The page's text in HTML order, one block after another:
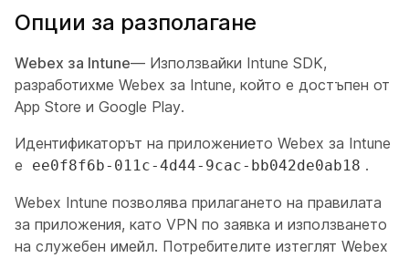
Опции за разполагане
Webex за Intune— Използвайки Intune SDK,
разработихме Webex за Intune, който е достъпен от
App Store и Google Play.
Идентификаторът на приложението Webex за Intune
е
ee0f8f6b-011c-4d44-9cac-bb042de0ab18 .
Webex Intune позволява прилагането на правилата
за приложения, като VPN по заявка и използването
на служебен имейл. Потребителите изтеглят Webex